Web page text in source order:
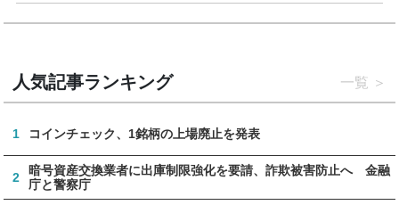
人気記事ランキング 一覧
1 コインチェック、1銘柄の上場廃止を発表
2
暗号資産交換業者に出庫制限強化を要請、詐欺被害防止へ 金融
庁と警察庁